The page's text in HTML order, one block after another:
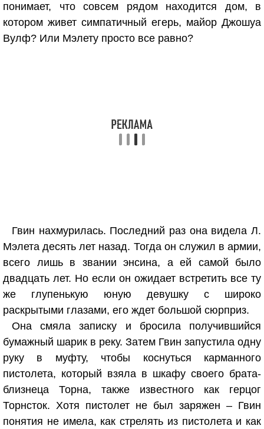
понимает, что совсем рядом находится дом, в
котором живет симпатичный егерь, майор Джошуа
Вулф? Или Мэлету просто все равно?
Гвин нахмурилась. Последний раз она видела Л.
Мэлета десять лет назад. Тогда он служил в армии,
всего лишь в звании энсина, а ей самой было
двадцать лет. Но если он ожидает встретить все ту
же глупенькую юную девушку с широко
раскрытыми глазами, его ждет большой сюрприз.
Она смяла записку и бросила получившийся
бумажный шарик в реку. Затем Гвин запустила одну
руку в муфту, чтобы коснуться карманного
пистолета, который взяла в шкафу своего брата-
близнеца Торна, также известного как герцог
Торнсток. Хотя пистолет не был заряжен – Гвин
понятия не имела, как стрелять из пистолета и как